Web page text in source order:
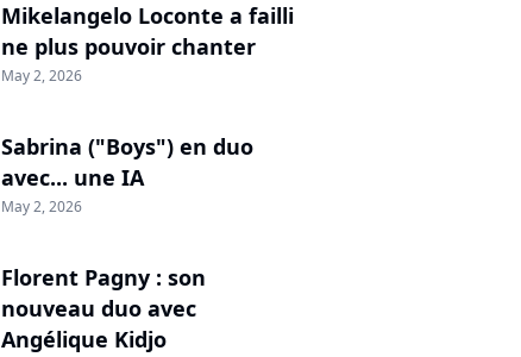
Mikelangelo Loconte a failli
ne plus pouvoir chanter
May 2, 2026
Sabrina ("Boys") en duo
avec... une IA
May 2, 2026
Florent Pagny : son
nouveau duo avec
Angélique Kidjo